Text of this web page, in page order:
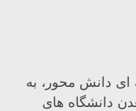
ای دانش محور، به
دانشگاه ­های